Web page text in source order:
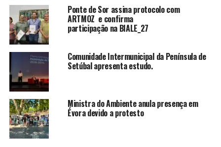
Ponte de Sor assina protocolo com
ARTMOZ e confirma
participação na BIALE_27
Comunidade Intermunicipal da Península de
Setúbal apresenta estudo.
Ministra do Ambiente anula presença em
Évora devido a protesto